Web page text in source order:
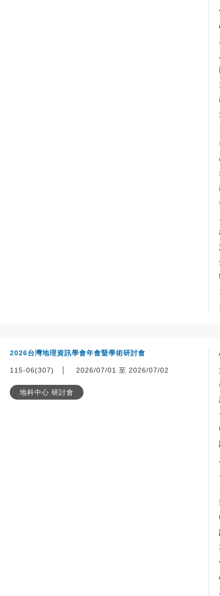
2026台灣地理資訊學會年會暨學術研討會
115-06(307) 2026/07/01 至 2026/07/02
地科中心 研討會